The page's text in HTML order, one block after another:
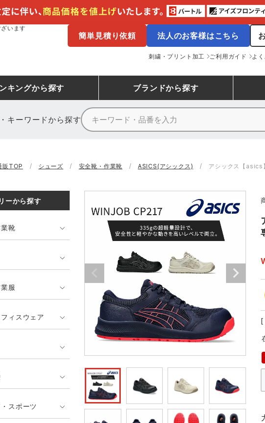
います
簡単見積り依頼 法人のお客様はこちら
刺繍・プリント加工 ご利用ガイド よ
作業用ポロシャツ 安全保護具
作業用小物・アクセサリー類 鞄・バッグ類
電熱ウェア・ヒートウェア 刺繍・プリント加工対象商品
キングから探す
コンプレッションウェアランキング 作業用ポロシャツランキング
イズフロンティア ランキング TSDESIGN ランキング
ジーベック ランキング
ネーム刺繍・プリント加工対象商品
作業着
ニット
ファン付きウェア
防寒
カジュアル
ブランドから探す
山田辰 クレヒフク
GUSH FORCE CUP
ハイパーV 丸五
エアークラフト 自重堂 サ
中塚被服 イーブンリバー
福山ゴム工業
ビッグボーン商事株式会
社
飲食店ユニフォーム 運送・倉庫作業服
療白衣・介護服
キーワードから探す
販TOP シューズ 安全靴・作業靴 ASICS(アシックス) アシックス【asics
ーから探す
靴
服
ィスウェア
スポーツ